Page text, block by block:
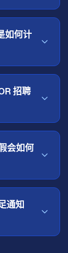
如何计
招聘
会如何
通知